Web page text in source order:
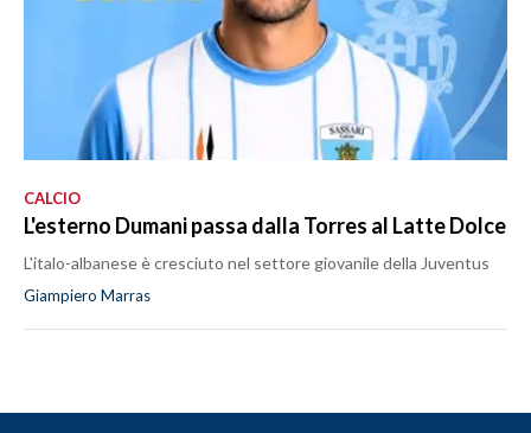
CALCIO
L'esterno Dumani passa dalla Torres al Latte Dolce
L'italo-albanese è cresciuto nel settore giovanile della Juventus
Giampiero Marras